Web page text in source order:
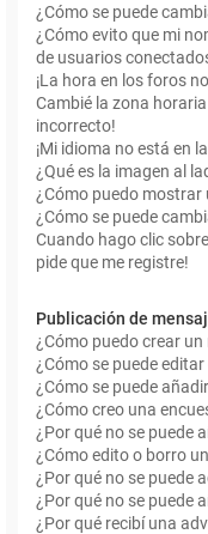
¿Cómo se puede
¿Cómo evito que mi
de usuarios
¡La hora en los foros
Cambié la zona
incorrecto!
¡Mi idioma no está en
¿Qué es la imagen al
¿Cómo puedo mostrar
¿Cómo se puede
Cuando hago clic
pide que me registre!
Publicación de
¿Cómo puedo crear
¿Cómo se puede
¿Cómo se puede
¿Cómo creo una
¿Por qué no se puede
¿Cómo edito o borro
¿Por qué no se puede
¿Por qué no se puede
¿Por qué recibí una